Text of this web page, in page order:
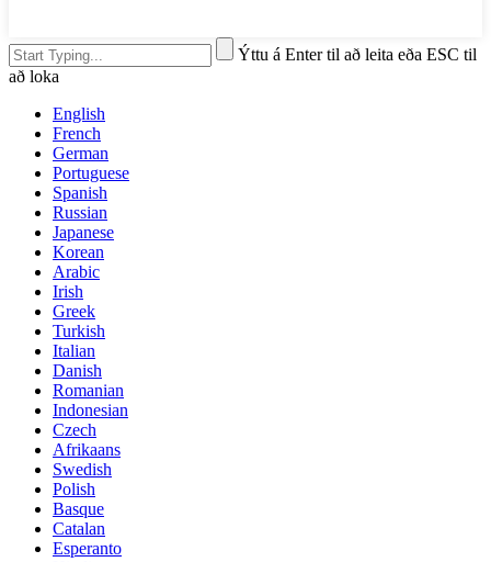
Ýttu á Enter til að leita eða ESC til
að loka
English
French
German
Portuguese
Spanish
Russian
Japanese
Korean
Arabic
Irish
Greek
Turkish
Italian
Danish
Romanian
Indonesian
Czech
Afrikaans
Swedish
Polish
Basque
Catalan
Esperanto